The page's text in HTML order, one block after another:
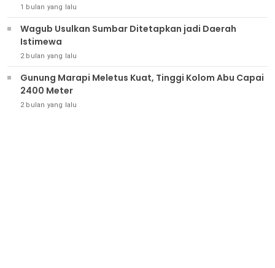
1 bulan yang lalu
Wagub Usulkan Sumbar Ditetapkan jadi Daerah
Istimewa
2 bulan yang lalu
Gunung Marapi Meletus Kuat, Tinggi Kolom Abu Capai
2400 Meter
2 bulan yang lalu